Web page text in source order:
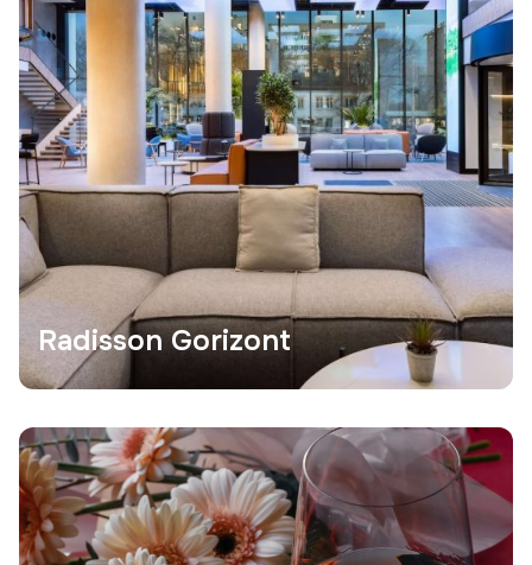
Radisson Gorizont